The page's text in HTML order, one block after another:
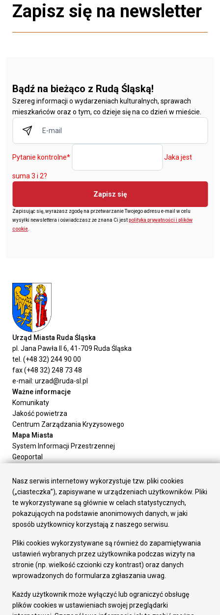
Zapisz się na newsletter
Bądź na bieżąco z Rudą Śląską!
Szereg informacji o wydarzeniach kulturalnych, sprawach
mieszkańców oraz o tym, co dzieje się na co dzień w mieście.
Pytanie kontrolne* Jaka jest
suma 3 i 2?
Zapisz się
Zapisując się, wyrażasz zgodę na przetwarzanie Twojego adresu e-mail w celu
wysyłki newslettera i oświadczasz że znana Ci jestpolityka prywatności i plików
cookie
Urząd Miasta Ruda Śląska
pl. Jana Pawła II 6, 41-709 Ruda Śląska
tel. (+48 32) 244 90 00
fax (+48 32) 248 73 48
e-mail: urzad@ruda-sl.pl
Ważne informacje
Komunikaty
Jakość powietrza
Centrum Zarządzania Kryzysowego
Mapa Miasta
System Informacji Przestrzennej
Geoportal
Załatw sprawę
Prezydent Miasta
Rada Miasta
Wydziały
Elektroniczna Skrzynka Podawcza
Gospodarka
Fundusze europejskie
Środki krajowe
Oferty inwestycyjne
Pozostałe
Deklaracja dostępności
Nasz serwis internetowy wykorzystuje tzw. pliki cookies
(„ciasteczka”), zapisywane w urządzeniach użytkowników. Pliki
te wykorzystywane są głównie w celach statystycznych,
pokazujących na podstawie anonimowych danych, w jaki
sposób użytkownicy korzystają z naszego serwisu.
Pliki cookies wykorzystywane są również do zapamiętywania
ustawień wybranych przez użytkownika podczas wizyty na
stronie (np. wielkość czcionki czy kontrast) oraz danych
wprowadzonych do formularza zgłaszania uwag.
Każdy użytkownik może wyłączyć lub ograniczyć obsługę
plików cookies w ustawieniach swojej przeglądarki